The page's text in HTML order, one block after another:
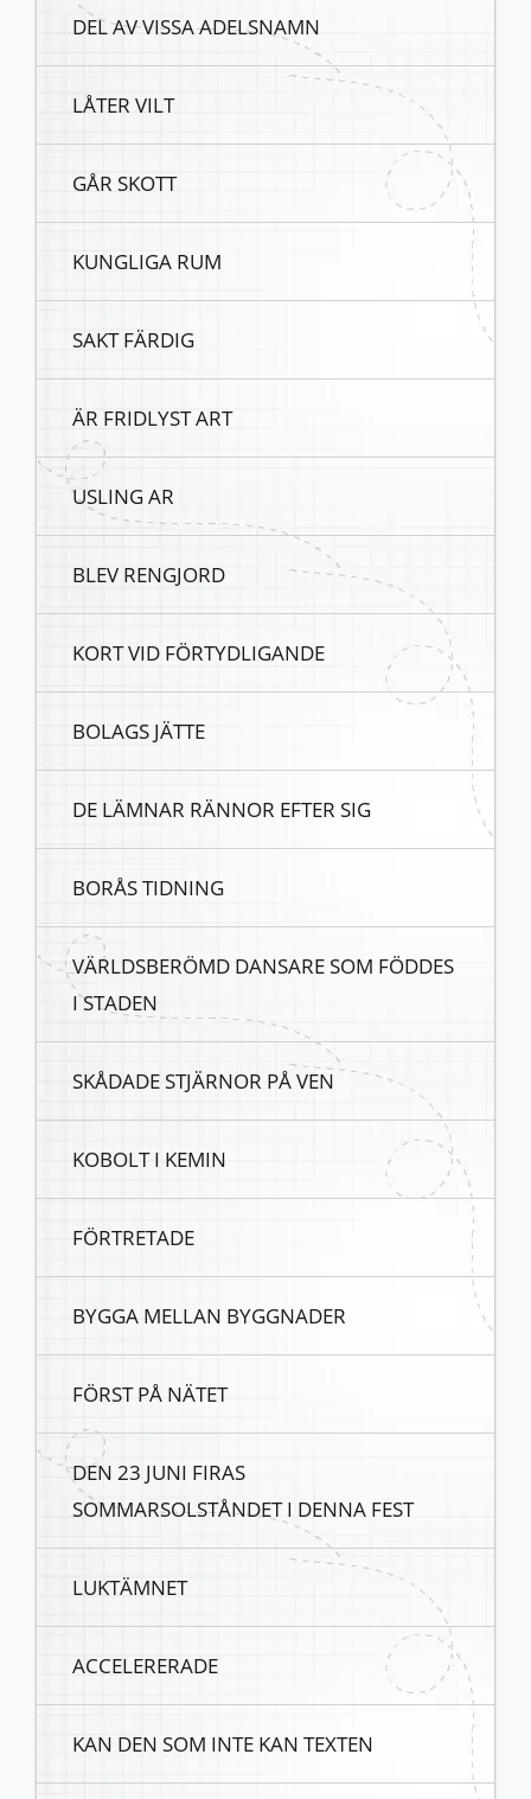
DEL AV VISSA ADELSNAMN
LÅTER VILT
GÅR SKOTT
KUNGLIGA RUM
SAKT FÄRDIG
ÄR FRIDLYST ART
USLING AR
BLEV RENGJORD
KORT VID FÖRTYDLIGANDE
BOLAGS JÄTTE
DE LÄMNAR RÄNNOR EFTER SIG
BORÅS TIDNING
VÄRLDSBERÖMD DANSARE SOM FÖDDES
I STADEN
SKÅDADE STJÄRNOR PÅ VEN
KOBOLT I KEMIN
FÖRTRETADE
BYGGA MELLAN BYGGNADER
FÖRST PÅ NÄTET
DEN 23 JUNI FIRAS
SOMMARSOLSTÅNDET I DENNA FEST
LUKTÄMNET
ACCELERERADE
KAN DEN SOM INTE KAN TEXTEN